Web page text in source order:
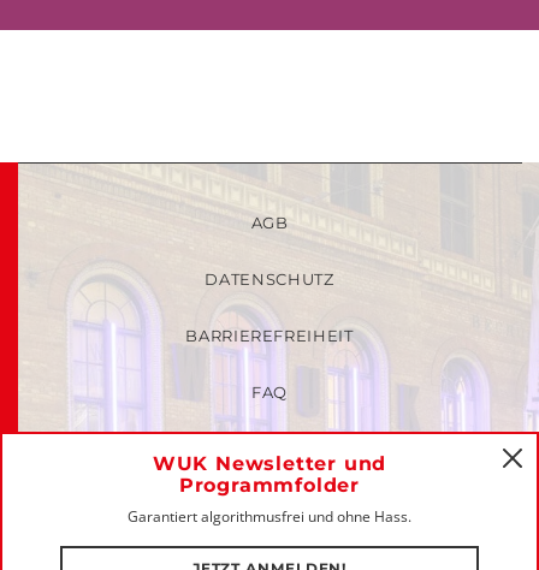
WUK Newsletter und
Programmfolder
Garantiert algorithmusfrei und ohne Hass.
AGB
DATENSCHUTZ
BARRIEREFREIHEIT
FAQ
IMPRESSUM